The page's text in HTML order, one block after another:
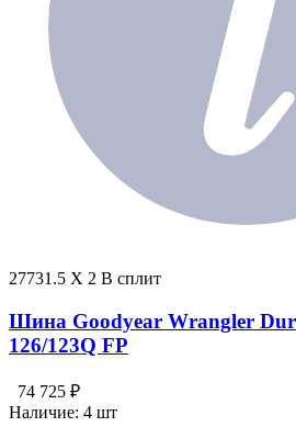
27731.5 X 2 В сплит
Шина Goodyear Wrangler
126/123Q FP
74 725 ₽
Наличие: 4 шт